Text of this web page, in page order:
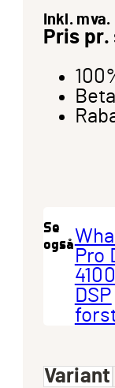
Inkl. mva.
Pris
Se
også
Pro
DSP
Variant